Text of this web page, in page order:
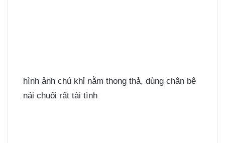
hình ảnh chú khỉ nằm thong thả, dùng chân bê
nải chuối rất tài tình